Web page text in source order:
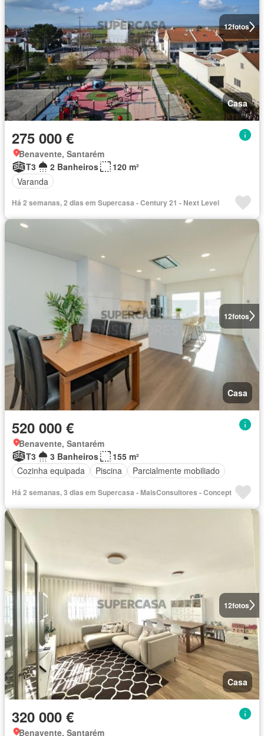
12fotos
Casa
275 000 €
Benavente, Santarém
T3
2 Banheiros
120 m²
Varanda
Há 2 semanas, 2 dias em Supercasa - Century 21 - Next Level
12fotos
Casa
520 000 €
Benavente, Santarém
T3
3 Banheiros
155 m²
Cozinha equipada
Piscina Parcialmente mobiliado
Há 2 semanas, 3 dias em Supercasa - MaisConsultores - Concept
12fotos
Casa
320 000 €
Benavente, Santarém